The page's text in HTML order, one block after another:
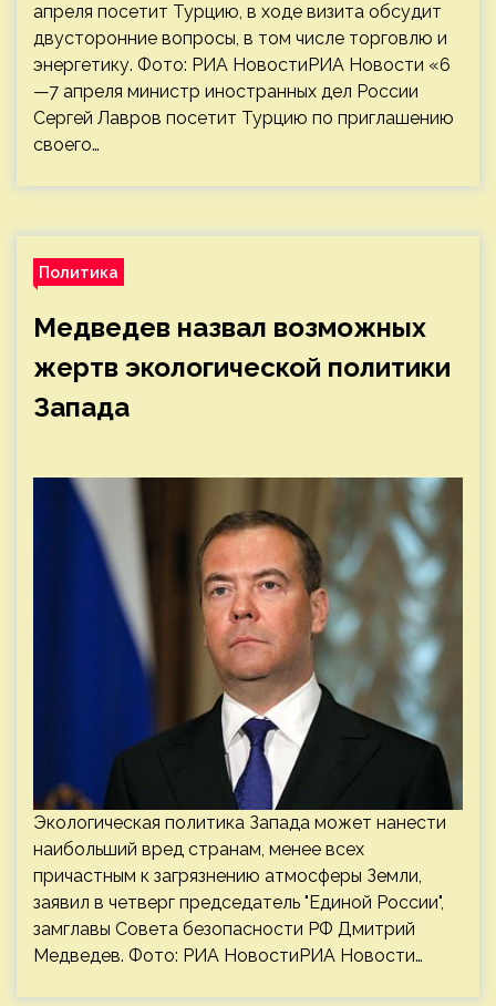
апреля посетит Турцию, в ходе визита обсудит
двусторонние вопросы, в том числе торговлю и
энергетику. Фото: РИА НовостиРИА Новости «6
—7 апреля министр иностранных дел России
Сергей Лавров посетит Турцию по приглашению
своего…
Политика
Медведев назвал возможных
жертв экологической политики
Запада
Экологическая политика Запада может нанести
наибольший вред странам, менее всех
причастным к загрязнению атмосферы Земли,
заявил в четверг председатель "Единой России",
замглавы Совета безопасности РФ Дмитрий
Медведев. Фото: РИА НовостиРИА Новости…